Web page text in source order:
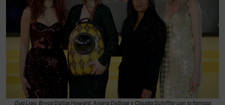
Dua Lipa, Bryce Dallas Howard, Ariana DeBose y Claudia Schiffer con la famosa